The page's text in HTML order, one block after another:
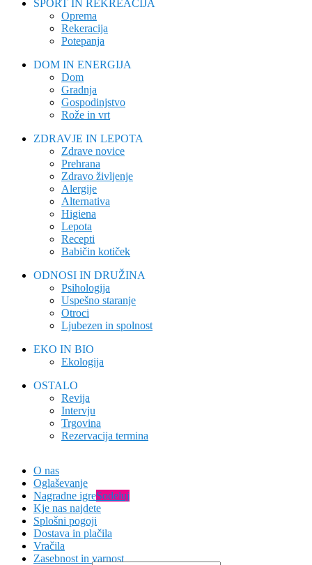
ŠPORT IN REKREACIJA
Oprema
Rekeracija
Potepanja
DOM IN ENERGIJA
Dom
Gradnja
Gospodinjstvo
Rože in vrt
ZDRAVJE IN LEPOTA
Zdrave novice
Prehrana
Zdravo življenje
Alergije
Alternativa
Higiena
Lepota
Recepti
Babičin kotiček
ODNOSI IN DRUŽINA
Psihologija
Uspešno staranje
Otroci
Ljubezen in spolnost
EKO IN BIO
Ekologija
OSTALO
Revija
Intervju
Trgovina
Rezervacija termina
O nas
Oglaševanje
Nagradne igreSodeluj
Kje nas najdete
Splošni pogoji
Dostava in plačila
Vračila
Zasebnost in varnost